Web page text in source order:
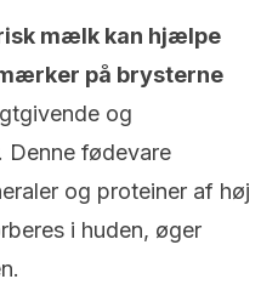
mælk kan hjælpe
på brysterne
og
Denne fødevare
og proteiner af høj
i huden, øger